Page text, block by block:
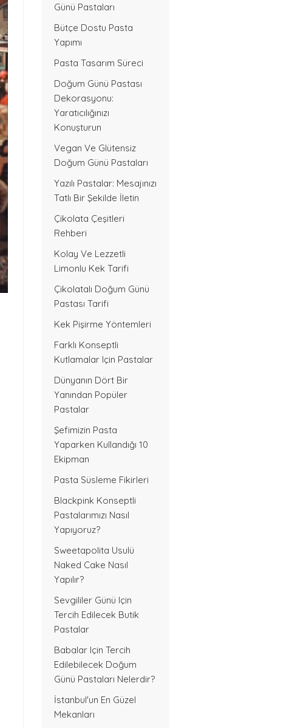
Günü Pastaları
Bütçe Dostu Pasta
Yapımı
Pasta Tasarım Süreci
Doğum Günü Pastası
Dekorasyonu:
Yaratıcılığınızı
Konuşturun
Vegan Ve Glütensiz
Doğum Günü Pastaları
Yazılı Pastalar: Mesajınızı
Tatlı Bir Şekilde İletin
Çikolata Çeşitleri
Rehberi
Kolay Ve Lezzetli
Limonlu Kek Tarifi
Çikolatalı Doğum Günü
Pastası Tarifi
Kek Pişirme Yöntemleri
Farklı Konseptli
Kutlamalar Için Pastalar
Dünyanın Dört Bir
Yanından Popüler
Pastalar
Şefimizin Pasta
Yaparken Kullandığı 10
Ekipman
Pasta Süsleme Fikirleri
Blackpink Konseptli
Pastalarımızı Nasıl
Yapıyoruz?
Sweetapolita Usulü
Naked Cake Nasıl
Yapılır?
Sevgililer Günü Için
Tercih Edilecek Butik
Pastalar
Babalar Için Tercih
Edilebilecek Doğum
Günü Pastaları Nelerdir?
İstanbul'un En Güzel
Mekanları